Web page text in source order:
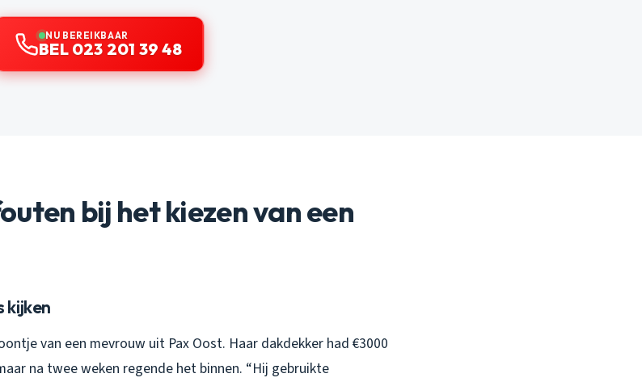
NU BEREIKBAAR
BEL 023 201 39 48
bij het kiezen van een
kijken
van een mevrouw uit Pax Oost. Haar dakdekker had €3000
na twee weken regende het binnen. “Hij gebruikte